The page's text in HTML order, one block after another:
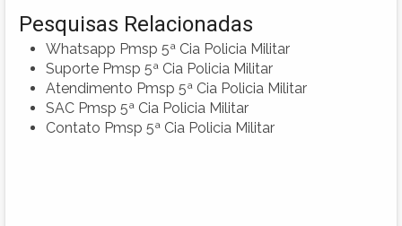
Pesquisas Relacionadas
Whatsapp Pmsp 5ª Cia Policia Militar
Suporte Pmsp 5ª Cia Policia Militar
Atendimento Pmsp 5ª Cia Policia Militar
SAC Pmsp 5ª Cia Policia Militar
Contato Pmsp 5ª Cia Policia Militar